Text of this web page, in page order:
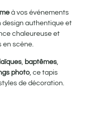
à vos événements
design authentique et
chaleureuse et
en scène.
, baptêmes,
photo, ce tapis
de décoration.